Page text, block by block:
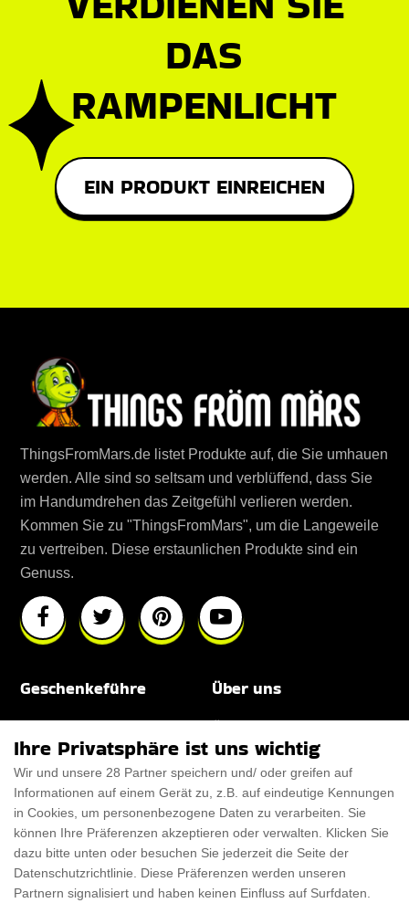
DAS
RAMPENLICHT
EIN PRODUKT EINREICHEN
ThingsFromMars.de listet Produkte auf, die Sie umhauen
werden. Alle sind so seltsam und verblüffend, dass Sie
im Handumdrehen das Zeitgefühl verlieren werden.
Kommen Sie zu "ThingsFromMars", um die Langeweile
zu vertreiben. Diese erstaunlichen Produkte sind ein
Genuss.
Geschenkeführe
Für Haustiere
ThanksGiving
Über uns
Rabattcode
Trendiger Rabattcode
Black Friday
Ihre Privatsphäre ist uns wichtig
Wir und unsere 28 Partner speichern und/ oder greifen auf
Informationen auf einem Gerät zu, z.B. auf eindeutige Kennungen
in Cookies, um personenbezogene Daten zu verarbeiten. Sie
können Ihre Präferenzen akzeptieren oder verwalten. Klicken Sie
dazu bitte unten oder besuchen Sie jederzeit die Seite der
Datenschutzrichtlinie. Diese Präferenzen werden unseren
Partnern signalisiert und haben keinen Einfluss auf Surfdaten.